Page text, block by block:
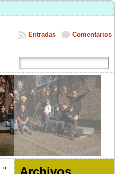
Comentarios
Entradas
»